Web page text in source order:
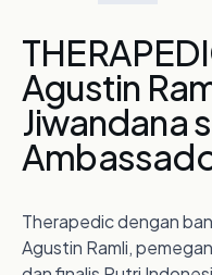
Tentang
Lokasi
Berita
Agustin
Jiwandana
Therapedic dengan
Agustin Ramli,